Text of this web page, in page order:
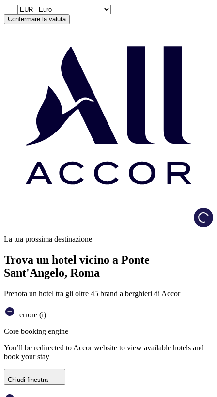
Confermare la valuta
La tua prossima destinazione
Trova un hotel vicino a Ponte
Sant'Angelo, Roma
Prenota un hotel tra gli oltre 45 brand alberghieri di Accor
errore (i)
Core booking engine
You’ll be redirected to Accor website to view available hotels and
book your stay
Chiudi finestra